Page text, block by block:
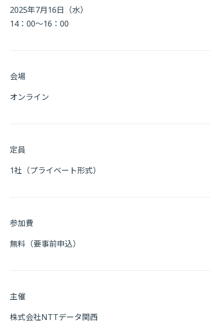
2025年7月16日（水）
14：00～16：00
会場
オンライン
定員
1社（プライベート形式）
参加費
無料（要事前申込）
主催
株式会社NTTデータ関西